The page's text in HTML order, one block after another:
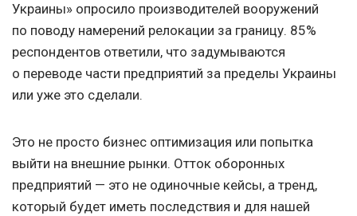
Украины» опросило производителей вооружений
по поводу намерений релокации за границу. 85%
респондентов ответили, что задумываются
о переводе части предприятий за пределы Украины
или уже это сделали.
Это не просто бизнес оптимизация или попытка
выйти на внешние рынки. Отток оборонных
предприятий — это не одиночные кейсы, а тренд,
который будет иметь последствия и для нашей